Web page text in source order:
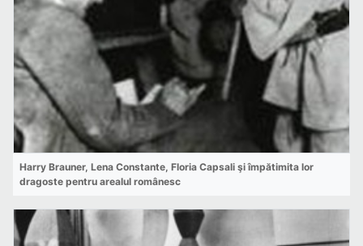
Harry Brauner, Lena Constante, Floria Capsali şi împătimita lor
dragoste pentru arealul românesc